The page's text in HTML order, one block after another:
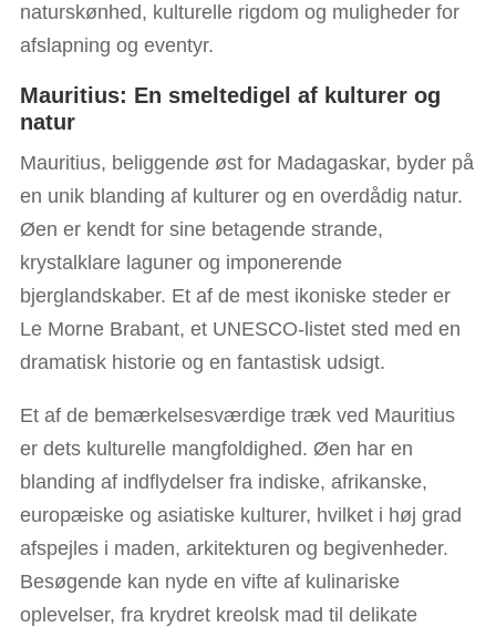
naturskønhed, kulturelle rigdom og muligheder for
afslapning og eventyr.
Mauritius: En smeltedigel af kulturer og
natur
Mauritius, beliggende øst for Madagaskar, byder på
en unik blanding af kulturer og en overdådig natur.
Øen er kendt for sine betagende strande,
krystalklare laguner og imponerende
bjerglandskaber. Et af de mest ikoniske steder er
Le Morne Brabant, et UNESCO-listet sted med en
dramatisk historie og en fantastisk udsigt.
Et af de bemærkelsesværdige træk ved Mauritius
er dets kulturelle mangfoldighed. Øen har en
blanding af indflydelser fra indiske, afrikanske,
europæiske og asiatiske kulturer, hvilket i høj grad
afspejles i maden, arkitekturen og begivenheder.
Besøgende kan nyde en vifte af kulinariske
oplevelser, fra krydret kreolsk mad til delikate